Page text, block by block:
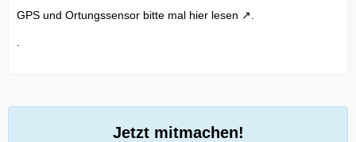
GPS und Ortungssensor bitte mal hier lesen
Jetzt mitmachen!